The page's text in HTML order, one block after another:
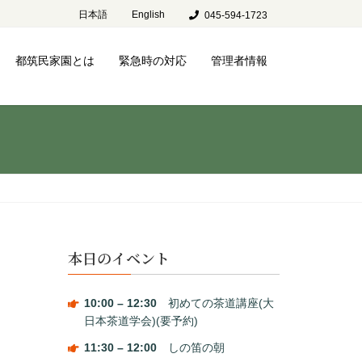
日本語 English 045-594-1723
都筑民家園とは 緊急時の対応 管理者情報
本日のイベント
10:00 – 12:30初めての茶道講座(大
日本茶道学会)(要予約)
11:30 – 12:00しの笛の朝